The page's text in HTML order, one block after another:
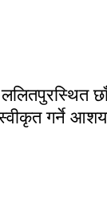
पदपूर्तिको लागि मिति
गर्ने